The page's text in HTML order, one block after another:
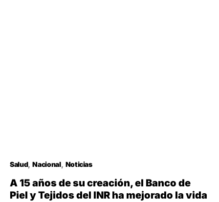
Salud Nacional Noticias
A 15 años de su creación, el Banco de
Piel y Tejidos del INR ha mejorado la vida